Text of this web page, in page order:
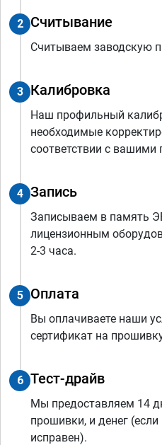
2 Считывание
Считываем заводскую
3 Калибровка
Наш профильный
необходимые
соответствии с
4 Запись
Записываем в память
лицензионным
2-3 часа.
5 Оплата
Вы оплачиваете наши
сертификат на
6 Тест-драйв
Мы предоставляем 14
прошивки, и денег
исправен).